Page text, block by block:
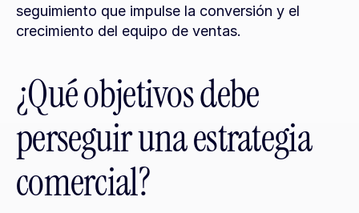
seguimiento que impulse la conversión y el
crecimiento del equipo de ventas.
¿Qué objetivos debe
perseguir una estrategia
comercial?